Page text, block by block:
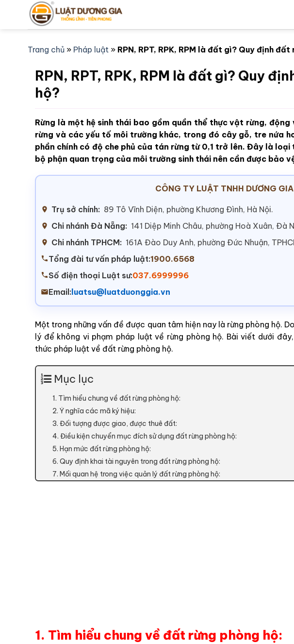
Trang chủ » Pháp luật » RPN, RPT, RPK, RPM là đất gì? Quy định
RPN, RPT, RPK, RPM là đất gì? Quy
hộ?
Rừng là một hệ sinh thái bao gồm quần thể thực vật rừng,
rừng và các yếu tố môi trường khác, trong đó cây gỗ, tre nứa
phần chính có độ che phủ của tán rừng từ 0,1 trở lên. Đây là
bộ phận quan trọng của môi trường sinh thái nên cần được bảo
CÔNG TY LUẬT TNHH DƯƠNG GIA
Trụ sở chính: 89 Tô Vĩnh Diện, phường Khương Đình, Hà Nội.
Chi nhánh Đà Nẵng: 141 Diệp Minh Châu, phường Hoà Xuân, Đà
Chi nhánh TPHCM: 161A Đào Duy Anh, phường Đức Nhuận,
Tổng đài tư vấn pháp luật:1900.6568
Số điện thoại Luật sư:037.6999996
Email: luatsu@luatduonggia.vn
Một trong những vấn đề được quan tâm hiện nay là rừng phòng hộ.
lý để không vi phạm pháp luật về rừng phòng hộ. Bài viết dưới
thức pháp luật về đất rừng phòng hộ.
Mục lục
1. Tìm hiểu chung về đất rừng phòng hộ:
2. Ý nghĩa các mã ký hiệu:
3. Đối tượng được giao, được thuê đất:
4. Điều kiện chuyển mục đích sử dụng đất rừng phòng hộ:
5. Hạn mức đất rừng phòng hộ:
6. Quy định khai tài nguyên trong đất rừng phòng hộ:
7. Mối quan hệ trong việc quản lý đất rừng phòng hộ:
1. Tìm hiểu chung về đất rừng phòng hộ: